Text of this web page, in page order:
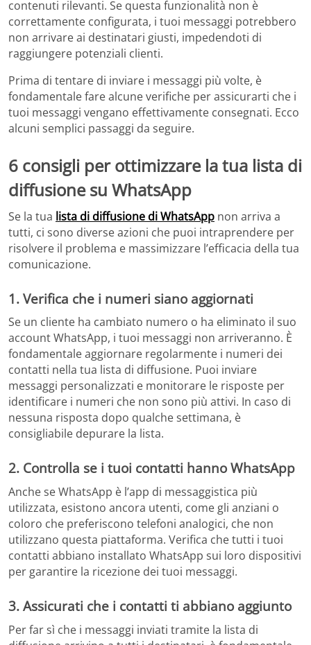
contenuti rilevanti. Se questa funzionalità non è
correttamente configurata, i tuoi messaggi potrebbero
non arrivare ai destinatari giusti, impedendoti di
raggiungere potenziali clienti.
Prima di tentare di inviare i messaggi più volte, è
fondamentale fare alcune verifiche per assicurarti che i
tuoi messaggi vengano effettivamente consegnati. Ecco
alcuni semplici passaggi da seguire.
6 consigli per ottimizzare la tua lista di
diffusione su WhatsApp
Se la tua lista di diffusione di WhatsApp non arriva a
tutti, ci sono diverse azioni che puoi intraprendere per
risolvere il problema e massimizzare l’efficacia della tua
comunicazione.
1. Verifica che i numeri siano aggiornati
Se un cliente ha cambiato numero o ha eliminato il suo
account WhatsApp, i tuoi messaggi non arriveranno. È
fondamentale aggiornare regolarmente i numeri dei
contatti nella tua lista di diffusione. Puoi inviare
messaggi personalizzati e monitorare le risposte per
identificare i numeri che non sono più attivi. In caso di
nessuna risposta dopo qualche settimana, è
consigliabile depurare la lista.
2. Controlla se i tuoi contatti hanno WhatsApp
Anche se WhatsApp è l’app di messaggistica più
utilizzata, esistono ancora utenti, come gli anziani o
coloro che preferiscono telefoni analogici, che non
utilizzano questa piattaforma. Verifica che tutti i tuoi
contatti abbiano installato WhatsApp sui loro dispositivi
per garantire la ricezione dei tuoi messaggi.
3. Assicurati che i contatti ti abbiano aggiunto
Per far sì che i messaggi inviati tramite la lista di